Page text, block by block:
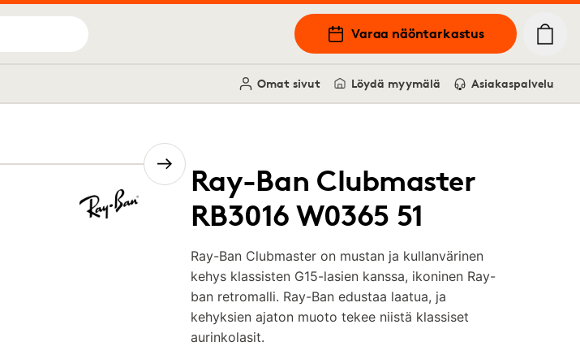
Varaa näöntarkastus
Omat sivut Löydä myymälä Asiakaspalvelu
Ray-Ban Clubmaster
RB3016 W0365 51
Ray-Ban Clubmaster on mustan ja kullanvärinen
kehys klassisten G15-lasien kanssa, ikoninen Ray-
ban retromalli. Ray-Ban edustaa laatua, ja
kehyksien ajaton muoto tekee niistä klassiset
aurinkolasit.